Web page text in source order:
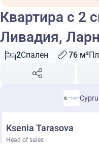
Квартира с 2
Ливадия,
2Спален 76 м²
Ksenia Tarasova
Head of sales